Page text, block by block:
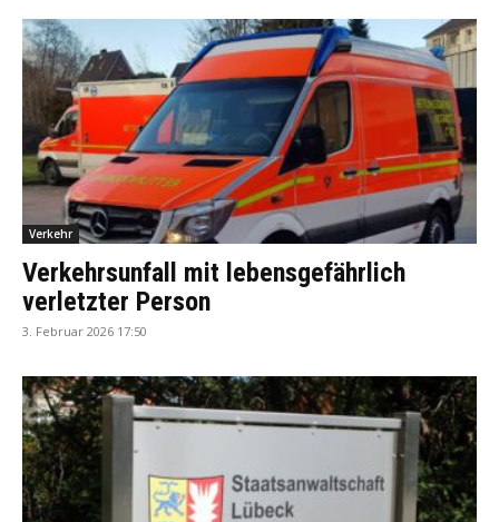
Verkehr
Verkehrsunfall mit lebensgefährlich
verletzter Person
3. Februar 2026 17:50